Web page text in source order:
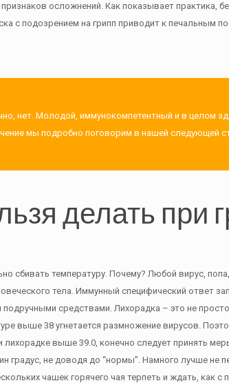
осложнений. Как показывает практика,
с подозрением на грипп приводит к печальным
нет. Молодой, иммунокомпетентный и в целом
мы подробно поговорим в нашей следующей
делать при
сбивать температуру. Почему? Любой вирус,
тела. Иммунный специфический ответ
подручными средствами. Лихорадка – это не
выше 38 угнетается размножение вирусов.
лихорадке выше 39.0, конечно следует принять
градус, не доводя до “нормы”. Намного лучше не
чашек горячего чая терпеть и ждать, как